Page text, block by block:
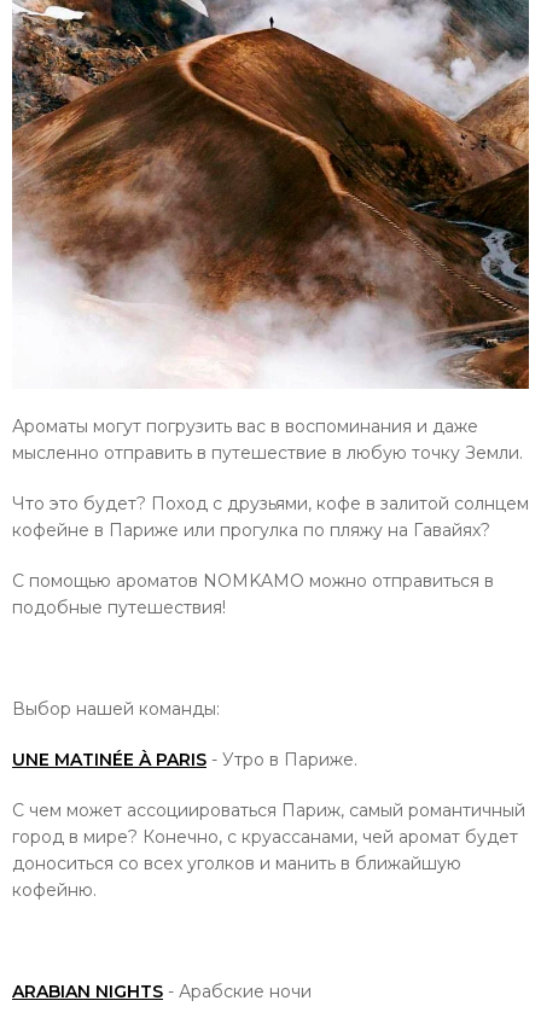
Ароматы могут погрузить вас в воспоминания и даже
мысленно отправить в путешествие в любую точку Земли.
Что это будет? Поход с друзьями, кофе в залитой солнцем
кофейне в Париже или прогулка по пляжу на Гавайях?
С помощью ароматов NOMKAMO можно отправиться в
подобные путешествия!
Выбор нашей команды:
UNE MATINÉE À PARIS - Утро в Париже.
С чем может ассоциироваться Париж, самый романтичный
город в мире? Конечно, с круассанами, чей аромат будет
доноситься со всех уголков и манить в ближайшую
кофейню.
ARABIAN NIGHTS - Арабские ночи